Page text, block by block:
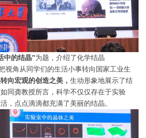
中的结晶”为题，介绍了化学结晶
视角从同学们的生活小事转向国家工业生
向宏观的创造之美， 生动形象地展示了结
同龚教授所言，科学不仅仅存在于实验
，点点滴滴都充满了美丽的结晶。